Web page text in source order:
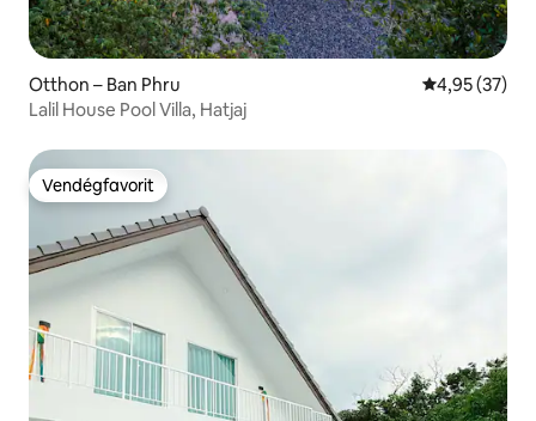
Otthon – Ban Phru Átlagos
4,95 (37)
Lalil House Pool Villa, Hatjaj
Vendégfavorit
Vendégfavorit